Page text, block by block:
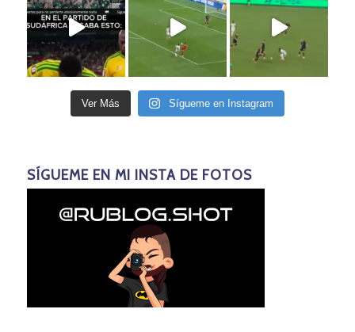
Ver Más Sígueme en Instagram
SÍGUEME EN MI INSTA DE FOTOS